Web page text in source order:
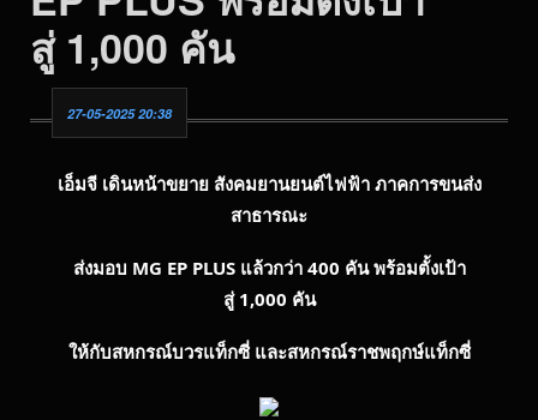
สู่ 1,000 คัน
27-05-2025 20:38
เอ็มจี เดินหน้าขยาย สังคมยานยนต์ไฟฟ้า ภาคการขนส่ง
สาธารณะ
ส่งมอบ MG EP PLUS แล้วกว่า400 คัน พร้อมตั้งเป้า
สู่ 1,000 คัน
ให้กับสหกรณ์บวรแท็กซี่ และสหกรณ์ราชพฤกษ์แท็กซี่